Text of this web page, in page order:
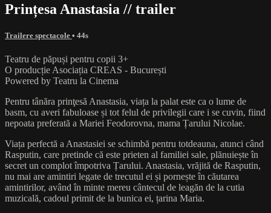
Prințesa Anastasia // trailer
Trailere spectacole • 44s
Teatru de păpuși pentru copii 3+
O producție Asociația CREAS - București
Powered by Teatru la Cinema
Pentru tânăra prinţesă Anastasia, viața la palat este ca o lume de
basm, cu averi fabuloase și tot felul de privilegii care i se cuvin, fiind
nepoata preferată a Mariei Feodorovna, mama Țarului Nicolae.
Viața perfectă a Anastasiei se schimbă pentru totdeauna, atunci când
Rasputin, care pretinde că este prieten al familiei sale, plănuiește în
secret un complot împotriva Țarului. Anastasia, vrăjită de Rasputin,
nu mai are amintiri legate de trecutul ei și pornește în căutarea
amintirilor, având în minte mereu cântecul de leagăn de la cutia
muzicală, cadoul primit de la bunica ei, țarina Maria.